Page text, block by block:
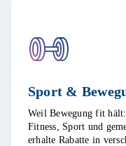
Sport &
Weil Bewegung fit
Fitness, Sport und
erhalte Rabatte in